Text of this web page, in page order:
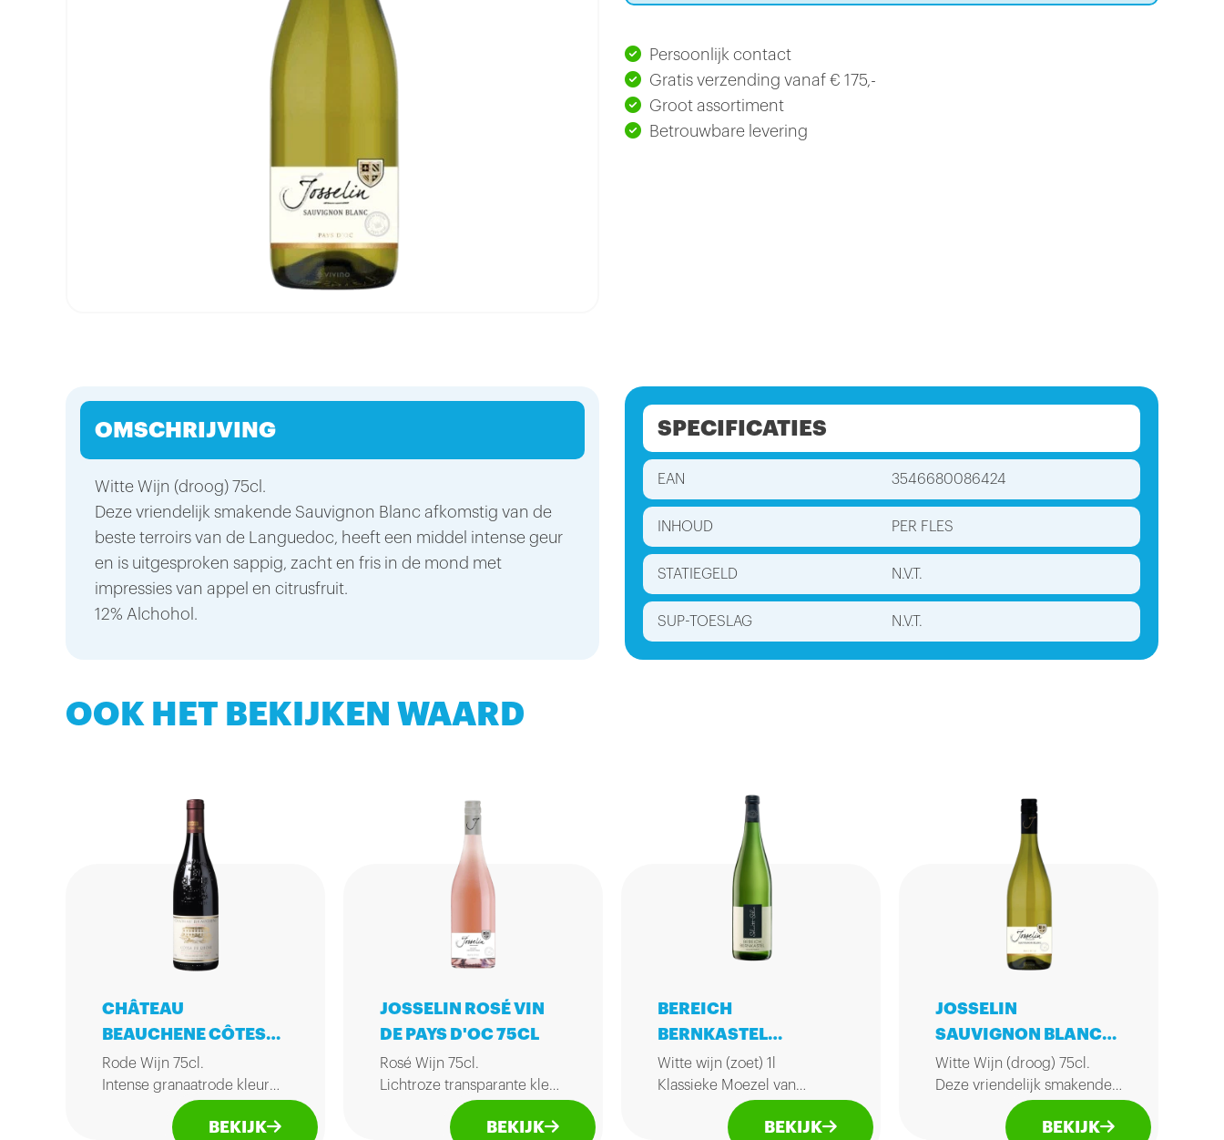
Persoonlijk contact
Gratis verzending vanaf € 175,-
Groot assortiment
Betrouwbare levering
OMSCHRIJVING
Witte Wijn (droog) 75cl.
Deze vriendelijk smakende Sauvignon Blanc afkomstig van de
beste terroirs van de Languedoc, heeft een middel intense geur
en is uitgesproken sappig, zacht en fris in de mond met
impressies van appel en citrusfruit.
12% Alchohol.
SPECIFICATIES
EAN 3546680086424
INHOUD PER FLES
STATIEGELD N.V.T.
SUP-TOESLAG N.V.T.
OOK HET BEKIJKEN WAARD
CHÂTEAU
BEAUCHENE CÔTES
DU RHÔNE ROUGE
RESERVE 75CL
Rode Wijn 75cl.
Intense granaatrode kleur
met in de geur aroma's van
met name bramen, zwarte
BEKIJK
JOSSELIN ROSÉ VIN
DE PAYS D'OC 75CL
Rosé Wijn 75cl.
Lichtroze transparante kleur.
Een romige geur die doet
denken aan fruitkwark,
BEKIJK
BEREICH
BERNKASTEL
MOEZELWIJN 1L
Witte wijn (zoet) 1l
Klassieke Moezel van
Riesling en Müller-Thurgau:
populaire combinatie van
BEKIJK
JOSSELIN
SAUVIGNON BLANC
75CL
Witte Wijn (droog) 75cl.
Deze vriendelijk smakende
Sauvignon Blanc afkomstig
van de beste terroirs van de
BEKIJK